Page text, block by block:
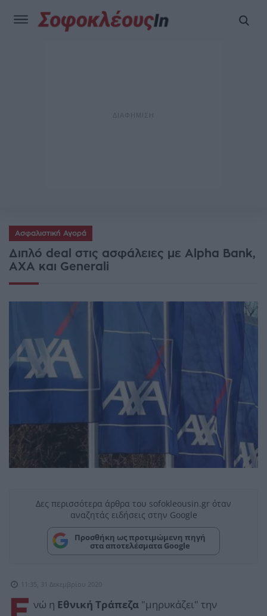
Ασφαλιστική Αγορά
Διπλό deal στις ασφάλειες με Alpha Bank,
AXA και Generali
Δες περισσότερα άρθρα του sofokleousin.gr όταν
αναζητάς ειδήσεις στην Google
Προσθήκη ως προτιμώμενη πηγή
στα αποτελέσματα Google
11:35, 31 Δεκεμβρίου 2020
νώ η Εθνική Τράπεζα "μηρυκάζει" την